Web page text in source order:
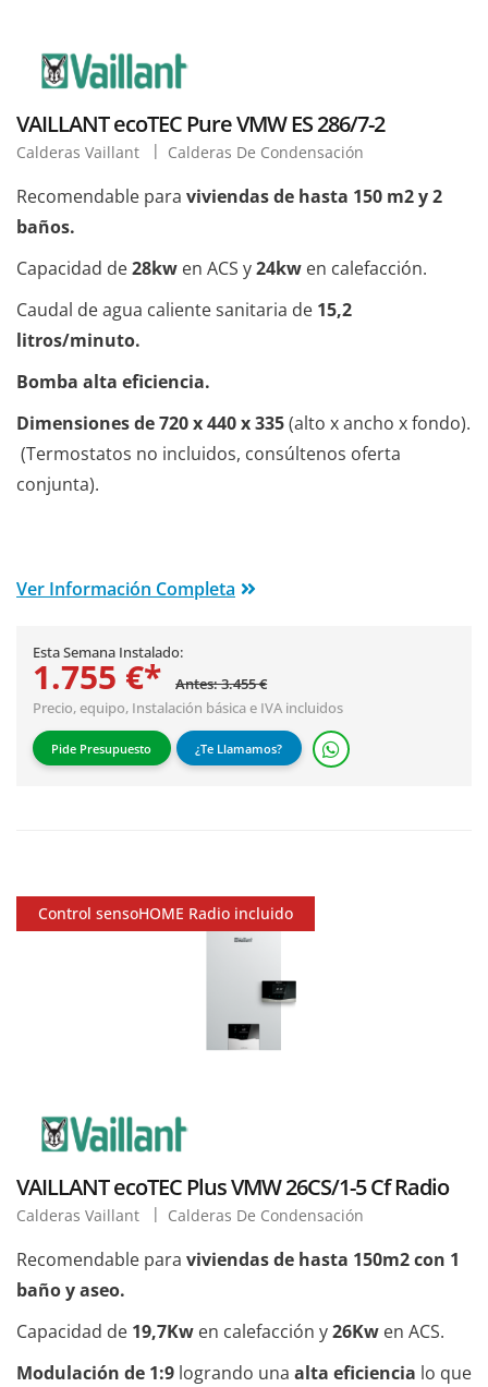
VAILLANT ecoTEC Pure VMW ES 286/7-2
Calderas Vaillant Calderas De Condensación
Recomendable para viviendas de hasta 150 m2 y 2
baños.
Capacidad de28kw en ACS y24kw en calefacción.
Caudal de agua caliente sanitaria de 15,2
litros/minuto.
Bomba alta eficiencia.
Dimensiones de 720 x 440 x 335(alto x ancho x fondo).
(Termostatos no incluidos, consúltenos oferta
conjunta).
Ver Información Completa
Esta Semana Instalado:
1.755 €*
Antes: 3.455 €
Precio, equipo, Instalación básicae IVA incluidos
Pide Presupuesto ¿Te Llamamos?
Control sensoHOME Radio incluido
VAILLANT ecoTEC Plus VMW 26CS/1-5 Cf Radio
Calderas Vaillant Calderas De Condensación
Recomendable para viviendas de hasta 150m2 con 1
baño y aseo.
Capacidad de 19,7Kw en calefacción y26Kw en ACS.
Modulación de 1:9 logrando una alta eficiencia lo que